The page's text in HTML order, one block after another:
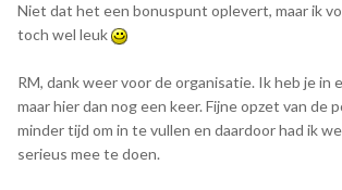
Niet dat het een bonuspunt oplevert, maar ik
toch wel leuk
RM, dank weer voor de organisatie. Ik heb je in
maar hier dan nog een keer. Fijne opzet van de
minder tijd om in te vullen en daardoor had ik
serieus mee te doen.